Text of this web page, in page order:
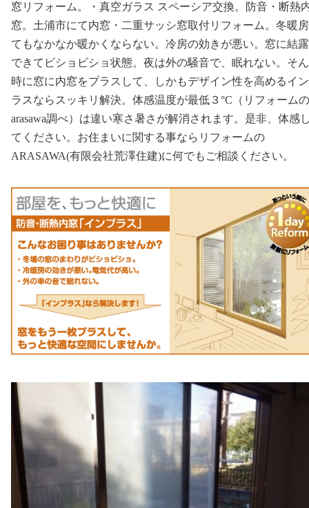
窓リフォーム。・真空ガラス スペーシア交換。防音・断熱
窓。土浦市にて内窓・二重サッシ窓取付リフォーム。冬暖
てもなかなか暖かくならない。冷房の効きが悪い。窓に結
できてビショビショ状態。夜は外の騒音で、眠れない。そ
時に窓に内窓をプラスして、しかもデザイン性を高めるイ
ラスならスッキリ解決。体感温度が最低３°C（リフォームの
arasawa調べ）は違い寒さ暑さが解消されます。是非、体感
てください。お住まいに関する事ならリフォームの
ARASAWA(有限会社荒澤住建)に何でもご相談ください。